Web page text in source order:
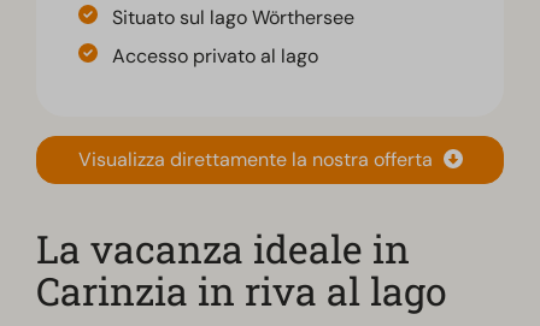
Situato sul lago Wörthersee
Accesso privato al lago
Visualizza direttamente la nostra offerta
La vacanza ideale in
Carinzia in riva al lago